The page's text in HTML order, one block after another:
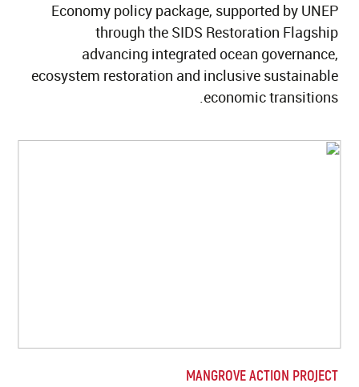
Economy policy package, supported by UNEP
through the SIDS Restoration Flagship
advancing integrated ocean governance,
ecosystem restoration and inclusive sustainable
economic transitions.
MANGROVE ACTION PROJECT